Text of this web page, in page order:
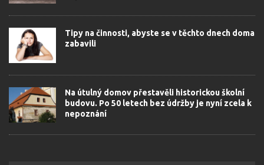
Tipy na činnosti, abyste se v těchto dnech doma
zabavili
Na útulný domov přestavěli historickou školní
budovu. Po 50 letech bez údržby je nyní zcela k
nepoznání